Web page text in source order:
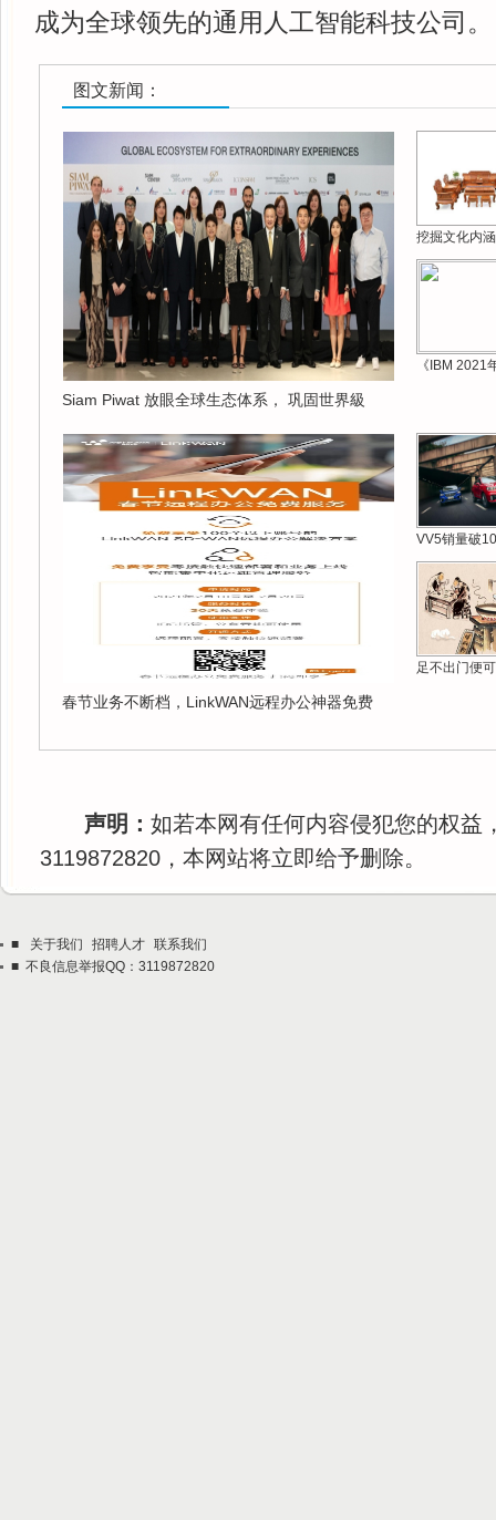
成为全球领先的通用人工智能科技公司。
图文新闻：
Siam Piwat 放眼全球生态体系， 巩固世界級
挖掘文化内
《IBM 2021
春节业务不断档，LinkWAN远程办公神器免费
VV5销量破
足不出门便
声明： 如若本网有任何内容侵犯您的权益
3119872820，本网站将立即给予删除。
■ 关于我们 招聘人才 联系我们
■ 不良信息举报QQ：3119872820